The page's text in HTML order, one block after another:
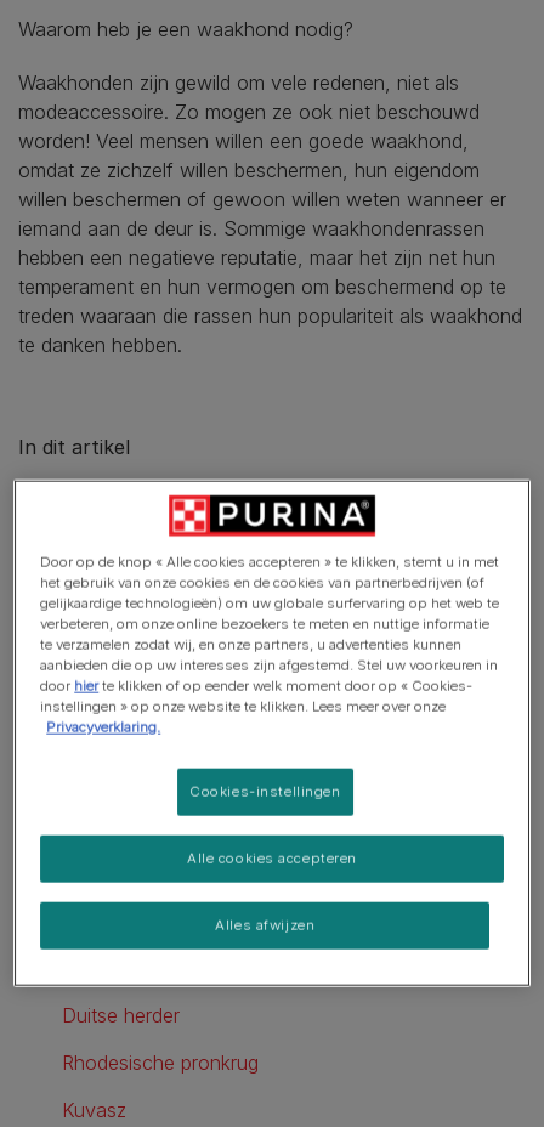
Waarom heb je een waakhond nodig?
Waakhonden zijn gewild om vele redenen, niet als
modeaccessoire. Zo mogen ze ook niet beschouwd
worden! Veel mensen willen een goede waakhond,
omdat ze zichzelf willen beschermen, hun eigendom
willen beschermen of gewoon willen weten wanneer er
iemand aan de deur is. Sommige waakhondenrassen
hebben een negatieve reputatie, maar het zijn net hun
temperament en hun vermogen om beschermend op te
treden waaraan die rassen hun populariteit als waakhond
te danken hebben.
In dit artikel
Wat zijn waakhonden?
Aanvalshonden
Waakhonden
De 10 beste waakhondenrassen
Komondor
Duitse herder
Rhodesische pronkrug
Kuvasz
Door op de knop « Alle cookies accepteren » te klikken, stemt u in met
het gebruik van onze cookies en de cookies van partnerbedrijven (of
gelijkaardige technologieën) om uw globale surfervaring op het web te
verbeteren, om onze online bezoekers te meten en nuttige informatie
te verzamelen zodat wij, en onze partners, u advertenties kunnen
aanbieden die op uw interesses zijn afgestemd. Stel uw voorkeuren in
door hierte klikken of op eender welk moment door op « Cookies-
instellingen » op onze website te klikken. Lees meer over onze
Privacyverklaring.
Cookies-instellingen
Alles afwijzen
Alle cookies accepteren